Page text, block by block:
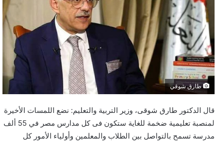
طارق شوقي
قال الدكتور طارق شوقى، وزير التربية والتعليم: نضع اللمسات الأخيرة
لمنصبة تعليمية ضخمة للغاية ستكون فى كل مدارس مصر في 55 ألف
مدرسة تسمح بالتواصل بين الطلاب والمعلمين وأولياء الأمور كل